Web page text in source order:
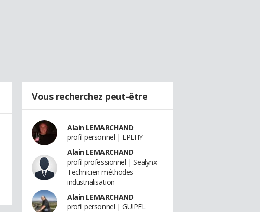
Vous recherchez peut-être
Alain LEMARCHAND
profil personnel | EPEHY
Alain LEMARCHAND
profil professionnel | Sealynx -
Technicien méthodes
industrialisation
Alain LEMARCHAND
profil personnel | GUIPEL